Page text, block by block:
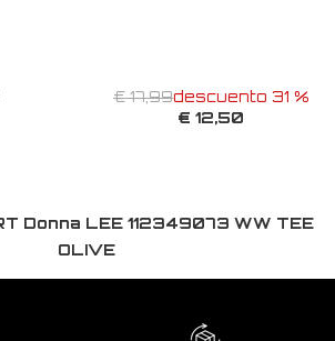
€ 17,99descuento 31 %
€ 12,50
Donna LEE 112349073 WW TEE
OLIVE